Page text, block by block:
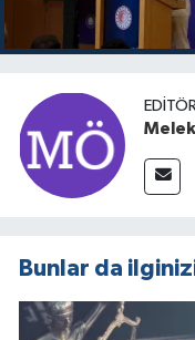
Bunlar da